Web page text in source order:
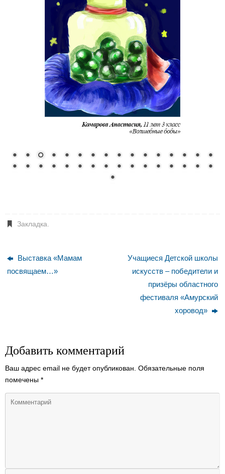
Закладка.
Выставка «Мамам
посвящаем…»
Учащиеся Детской школы
искусств ‒ победители и
призёры областного
фестиваля «Амурский
хоровод»
Добавить комментарий
Ваш адрес email не будет опубликован. Обязательные поля
помечены *